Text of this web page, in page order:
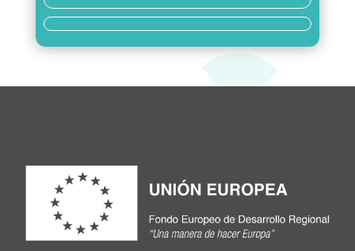
Siamo trasparenti